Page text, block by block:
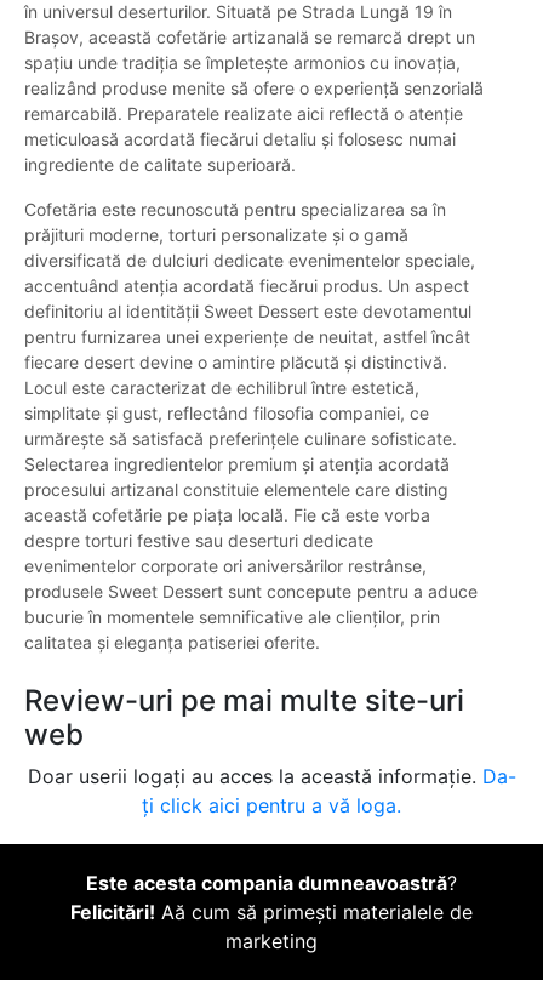
în universul deserturilor. Situată pe Strada Lungă 19 în
Brașov, această cofetărie artizanală se remarcă drept un
spațiu unde tradiția se împletește armonios cu inovația,
realizând produse menite să ofere o experiență senzorială
remarcabilă. Preparatele realizate aici reflectă o atenție
meticuloasă acordată fiecărui detaliu și folosesc numai
ingrediente de calitate superioară.
Cofetăria este recunoscută pentru specializarea sa în
prăjituri moderne, torturi personalizate și o gamă
diversificată de dulciuri dedicate evenimentelor speciale,
accentuând atenția acordată fiecărui produs. Un aspect
definitoriu al identității Sweet Dessert este devotamentul
pentru furnizarea unei experiențe de neuitat, astfel încât
fiecare desert devine o amintire plăcută și distinctivă.
Locul este caracterizat de echilibrul între estetică,
simplitate și gust, reflectând filosofia companiei, ce
urmărește să satisfacă preferințele culinare sofisticate.
Selectarea ingredientelor premium și atenția acordată
procesului artizanal constituie elementele care disting
această cofetărie pe piața locală. Fie că este vorba
despre torturi festive sau deserturi dedicate
evenimentelor corporate ori aniversărilor restrânse,
produsele Sweet Dessert sunt concepute pentru a aduce
bucurie în momentele semnificative ale clienților, prin
calitatea și eleganța patiseriei oferite.
Review-uri pe mai multe site-uri
web
Doar userii logați au acces la această informație. Da-
ți click aici pentru a vă loga.
Este acesta compania dumneavoastră?
Felicitări! Aă cum să primești materialele de
marketing